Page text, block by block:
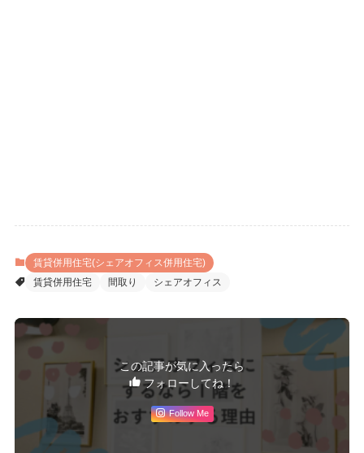
賃貸併用住宅(シェアオフィス併用住宅)
賃貸併用住宅
間取り シェアオフィス
この記事が気に入ったら
フォローしてね！
Follow Me